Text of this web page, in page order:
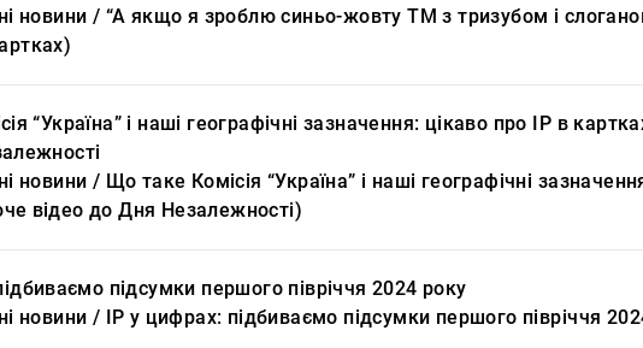
новини / “А якщо я зроблю синьо-жовту ТМ з тризубом і
“Україна” і наші географічні зазначення: цікаво про IP в
новини / Що таке Комісія “Україна” і наші географічні
відео до Дня Незалежності)
підсумки першого півріччя 2024 року
новини / IP у цифрах: підбиваємо підсумки першого півріччя